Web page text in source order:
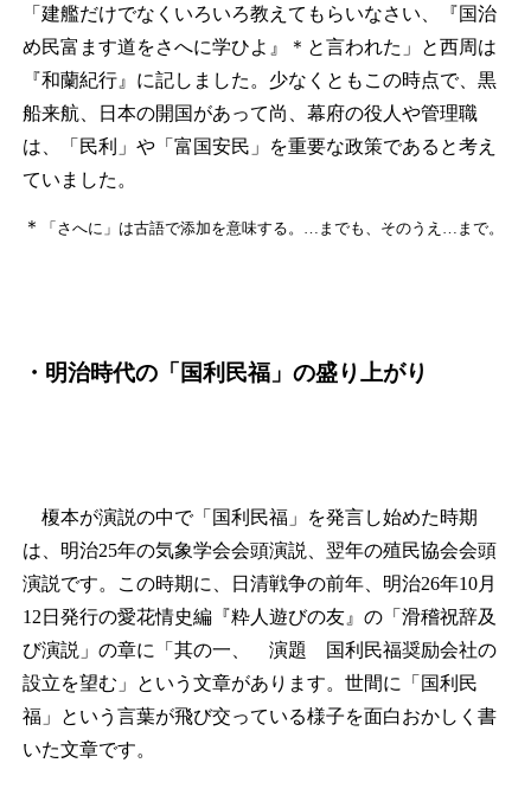
「建艦だけでなくいろいろ教えてもらいなさい、『国治
め民富ます道をさへに学ひよ』
＊ と言われた」と西周は
『和蘭紀行』に記しました。少なくともこの時点で、黒
船来航、日本の開国があって尚、幕府の役人や管理職
は、「民利」や「富国安民」を重要な政策であると考え
ていました。
＊ 「さへに」は古語で添加を意味する。…までも、そのうえ…まで。
・明治時代の「国利民福」の盛り上がり
榎本が演説の中で「国利民福」を発言し始めた時期
は、明治25年の気象学会会頭演説、翌年の殖民協会会頭
演説です。この時期に、日清戦争の前年、明治26年10月
12日発行の愛花情史編『粋人遊びの友』の「滑稽祝辞及
び演説」の章に「其の一、 演題 国利民福奨励会社の
設立を望む」という文章があります。世間に「国利民
福」という言葉が飛び交っている様子を面白おかしく書
いた文章です。